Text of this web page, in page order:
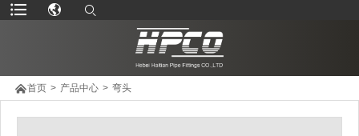
首页 > 产品中心 > 弯头